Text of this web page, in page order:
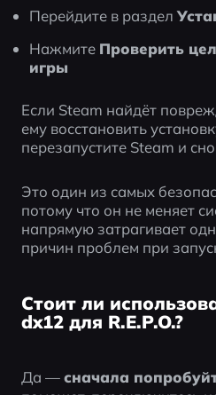
Перейдите в раздел
Нажмите Проверить
игры
Если Steam найдёт
ему восстановить
перезапустите Steam и
Это один из самых
потому что он не меняет
напрямую затрагивает
причин проблем при
Стоит ли
dx12 для R.E.P.O.?
Да — сначала